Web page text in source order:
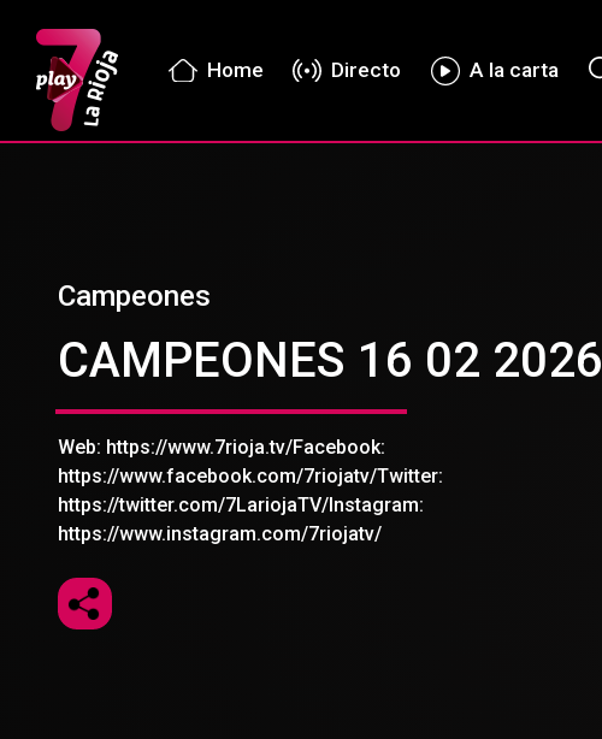
Home Directo A la carta
Campeones
CAMPEONES 16 02 2026
Web: https://www.7rioja.tv/Facebook:
https://www.facebook.com/7riojatv/Twitter:
https://twitter.com/7LariojaTV/Instagram:
https://www.instagram.com/7riojatv/